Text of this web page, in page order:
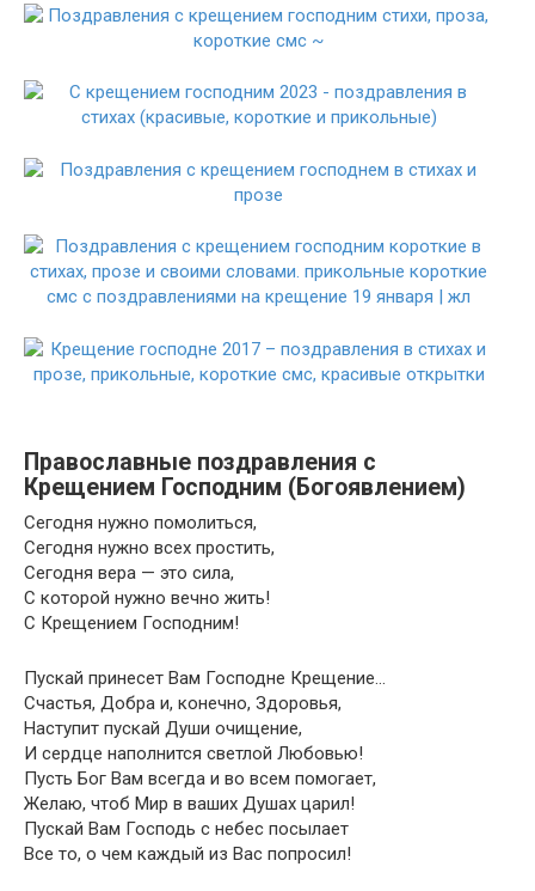
Православные поздравления с
Крещением Господним (Богоявлением)
Сегодня нужно помолиться,
Сегодня нужно всех простить,
Сегодня вера — это сила,
С которой нужно вечно жить!
С Крещением Господним!
Пускай принесет Вам Господне Крещение…
Счастья, Добра и, конечно, Здоровья,
Наступит пускай Души очищение,
И сердце наполнится светлой Любовью!
Пусть Бог Вам всегда и во всем помогает,
Желаю, чтоб Мир в ваших Душах царил!
Пускай Вам Господь с небес посылает
Все то, о чем каждый из Вас попросил!